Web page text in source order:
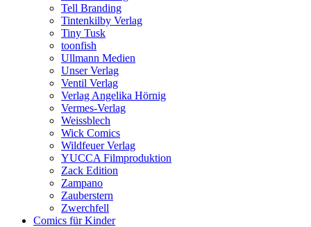
Tell Branding
Tintenkilby Verlag
Tiny Tusk
toonfish
Ullmann Medien
Unser Verlag
Ventil Verlag
Verlag Angelika Hörnig
Vermes-Verlag
Weissblech
Wick Comics
Wildfeuer Verlag
YUCCA Filmproduktion
Zack Edition
Zampano
Zauberstern
Zwerchfell
Comics für Kinder